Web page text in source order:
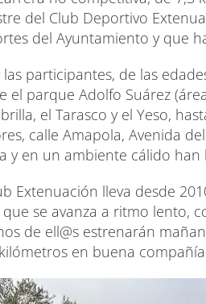
del Club Deportivo
del Ayuntamiento y que
las participantes, de las
el parque Adolfo Suárez
el Tarasco y el Yeso,
calle Amapola, Avenida
y en un ambiente cálido
Extenuación lleva desde
que se avanza a ritmo lento,
de ell@s estrenarán
en buena